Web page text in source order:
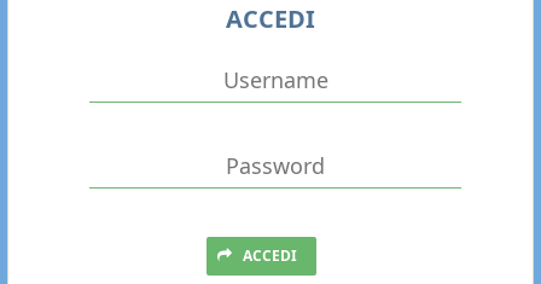
ACCEDI
ACCEDI